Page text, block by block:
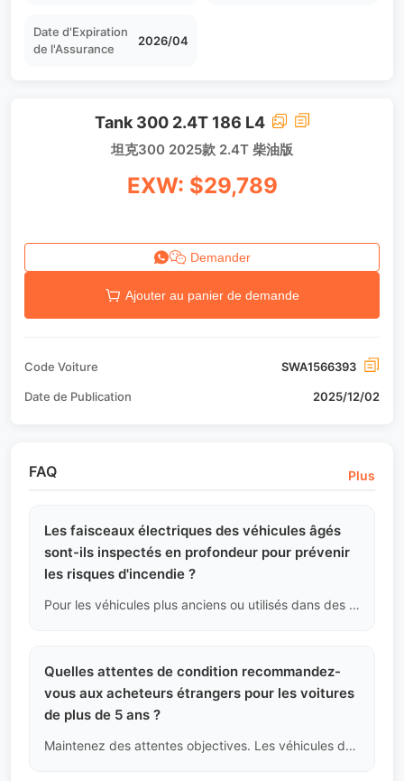
Date d'Expiration
de l'Assurance
2026/04
Tank 300 2.4T 186 L4
坦克300 2025款 2.4T 柴油版
EXW: $29,789
Demander
Ajouter au panier de demande
Code Voiture SWA1566393
Date de Publication 2025/12/02
FAQ Plus
Les faisceaux électriques des véhicules âgés
sont-ils inspectés en profondeur pour prévenir
les risques d'incendie ?
Pour les véhicules plus anciens ou utilisés dans des zones chaudes et humides, nous vérifions particulièrement sous le capot si l'isolation des faisceaux dans la zone chaude du compartiment moteur est fissurée ou cassante, afin de détecter les risques de court-circuit pouvant provoquer un incendie.
Quelles attentes de condition recommandez-
vous aux acheteurs étrangers pour les voitures
de plus de 5 ans ?
Maintenez des attentes objectives. Les véhicules de plus de 5 ans présentent inévitablement une diminution de la brillance de la peinture, un léger vieillissement des joints en caoutchouc, une patine irréversible de l'intérieur et de la rouille superficielle sur les pièces du châssis. Tant qu'il ne s'agit pas de problèmes structurels ou mécaniques majeurs, cela fait partie des caractéristiques normales de dépréciation avec le temps.